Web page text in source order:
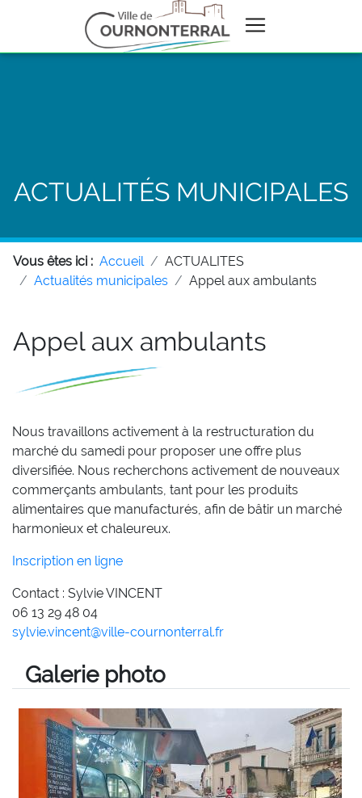
ACTUALITÉS MUNICIPALES
Vous êtes ici : Accueil
ACTUALITES
Actualités municipales
Appel aux ambulants
Appel aux ambulants
Nous travaillons activement à la restructuration du
marché du samedi pour proposer une offre plus
diversifiée. Nous recherchons activement de nouveaux
commerçants ambulants, tant pour les produits
alimentaires que manufacturés, afin de bâtir un marché
harmonieux et chaleureux.
Inscription en ligne
Contact : Sylvie VINCENT
06 13 29 48 04
sylvie.vincent@ville-cournonterral.fr
Galerie photo